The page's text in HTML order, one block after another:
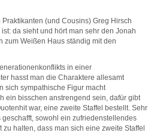
(und Cousins) Greg Hirsch
da sieht und hört man sehr den Jonah
zum Weißen Haus ständig mit den
in einer
hasst man die Charaktere allesamt
sich sympathische Figur macht
ein bisschen anstrengend sein, dafür gibt
war, eine zweite Staffel bestellt. Sehr
sowohl ein zufriedenstellendes
halten, dass man sich eine zweite Staffel